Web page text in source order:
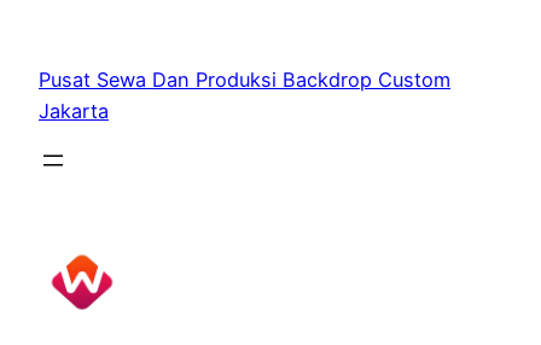
content
Pusat Sewa Dan Produksi Backdrop Custom
Jakarta